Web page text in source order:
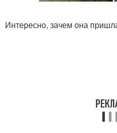
Интересно, зачем она